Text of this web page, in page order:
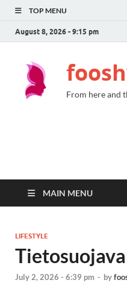
TOP MENU
August 8, 2026 - 9:15 pm
From here and
MAIN MENU
LIFESTYLE
July 2, 2026 - 6:39 pm - by